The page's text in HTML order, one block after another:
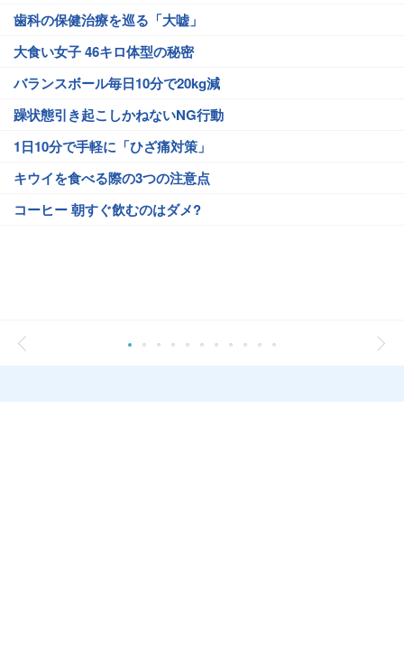
歯科の保健治療を巡る「大嘘」
大食い女子 46キロ体型の秘密
バランスボール毎日10分で20kg減
躁状態引き起こしかねないNG行動
1日10分で手軽に「ひざ痛対策」
キウイを食べる際の3つの注意点
コーヒー 朝すぐ飲むのはダメ?